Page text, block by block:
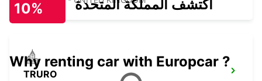
TRURO
10% اكتشف المملكة المتحدة
Why renting car with Europcar ?